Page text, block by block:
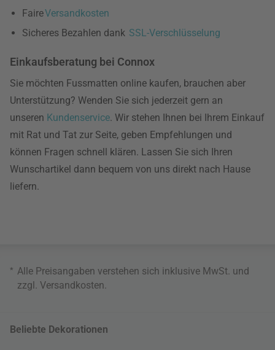
FaireVersandkosten
Sicheres Bezahlen dank SSL-Verschlüsselung
Einkaufsberatung bei Connox
Sie möchten Fussmatten online kaufen, brauchen aber
Unterstützung? Wenden Sie sich jederzeit gern an
unseren Kundenservice. Wir stehen Ihnen bei Ihrem Einkauf
mit Rat und Tat zur Seite, geben Empfehlungen und
können Fragen schnell klären. Lassen Sie sich Ihren
Wunschartikel dann bequem von uns direkt nach Hause
liefern.
* Alle Preisangaben verstehen sich inklusive MwSt. und
zzgl. Versandkosten.
Beliebte Dekorationen